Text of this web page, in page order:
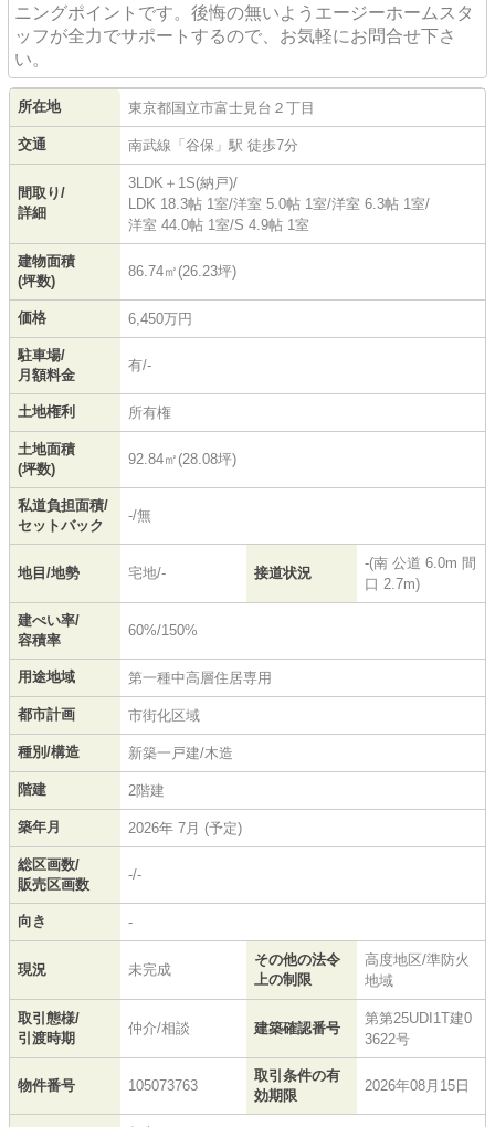
ニングポイントです。後悔の無いようエージーホームスタ
ッフが全力でサポートするので、お気軽にお問合せ下さ
い。
所在地 東京都国立市富士見台 ２丁目
交通 南武線 「 谷保 」駅 徒歩7分
間取り/
詳細
3LDK＋1S(納戸)/
LDK 18.3帖 1室/洋室 5.0帖 1室/洋室 6.3帖 1室/
洋室 44.0帖 1室/S 4.9帖 1室
建物面積
(坪数)
86.74㎡(26.23坪)
価格 6,450万円
駐車場/
月額料金
有/-
土地権利 所有権
土地面積
(坪数)
92.84㎡(28.08坪)
私道負担面積/
セットバック
-/無
地目/地勢 宅地/- 接道状況
-(南 公道 6.0m 間
口 2.7m)
建ぺい率/
容積率
60%/150%
用途地域 第一種中高層住居専用
都市計画 市街化区域
種別/構造 新築一戸建/木造
階建 2階建
築年月 2026年 7月 (予定)
総区画数/
販売区画数
-/-
向き -
現況 未完成
その他の法令
上の制限
高度地区/準防火
地域
取引態様/
引渡時期
仲介/相談 建築確認番号
第第25UDI1T建0
3622号
物件番号 105073763
取引条件の有
効期限
2026年08月15日